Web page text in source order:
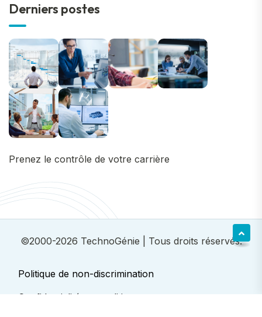
Derniers postes
Prenez le contrôle de votre carrière
©2000-2026 TechnoGénie | Tous droits réservés.
Politique de non-discrimination
Confidentialité et conditions